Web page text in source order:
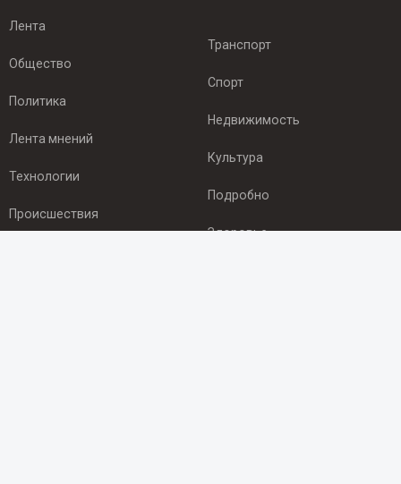
Лента
Общество
Политика
Лента мнений
Технологии
Происшествия
Транспорт
Спорт
Недвижимость
Культура
Подробно
Здоровье